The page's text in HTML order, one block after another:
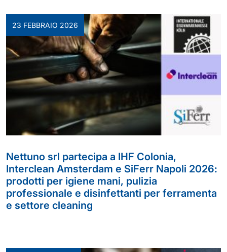
23 FEBBRAIO 2026
Nettuno srl partecipa a IHF Colonia,
Interclean Amsterdam e SiFerr Napoli 2026:
prodotti per igiene mani, pulizia
professionale e disinfettanti per ferramenta
e settore cleaning